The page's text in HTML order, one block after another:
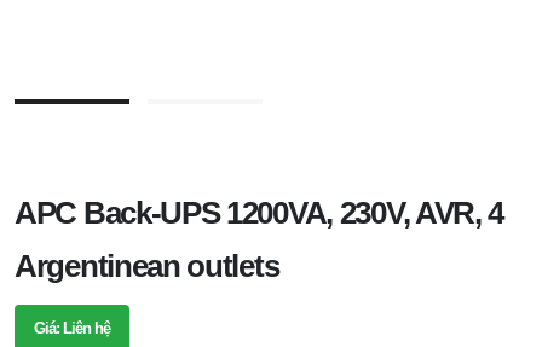
APC Back-UPS 1200VA, 230V, AVR, 4
Argentinean outlets
Giá: Liên hệ